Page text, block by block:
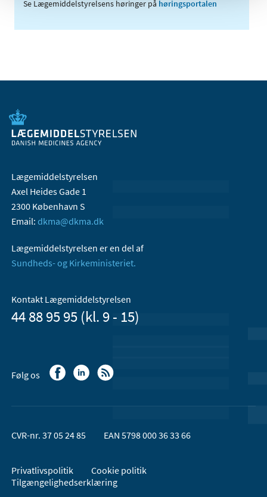
Se Lægemiddelstyrelsens høringer på høringsportalen
Lægemiddelstyrelsen
Axel Heides Gade 1
2300 København S
Email: dkma@dkma.dk
Lægemiddelstyrelsen er en del af
Sundheds- og Kirkeministeriet.
Kontakt Lægemiddelstyrelsen
44 88 95 95 (kl. 9 - 15)
Følg os
CVR-nr. 37 05 24 85 EAN 5798 000 36 33 66
Privatlivspolitik
Cookie politik
Tilgængelighedserklæring